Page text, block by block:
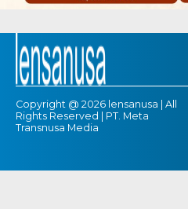
Copyright @ 2026 lensanusa | All
Rights Reserved | PT. Meta
Transnusa Media